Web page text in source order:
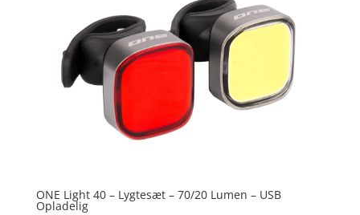
ONE Light 40 – Lygtesæt – 70/20 Lumen – USB
Opladelig